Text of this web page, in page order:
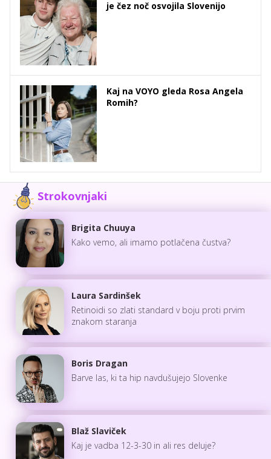
je čez noč osvojila Slovenijo
Kaj na VOYO gleda Rosa Angela
Romih?
Strokovnjaki
Brigita Chuuya
Kako vemo, ali imamo potlačena čustva?
Laura Sardinšek
Retinoidi so zlati standard v boju proti prvim
znakom staranja
Boris Dragan
Barve las, ki ta hip navdušujejo Slovenke
Blaž Slaviček
Kaj je vadba 12-3-30 in ali res deluje?